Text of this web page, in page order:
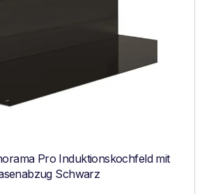
Pro Induktionskochfeld mit
Schwarz